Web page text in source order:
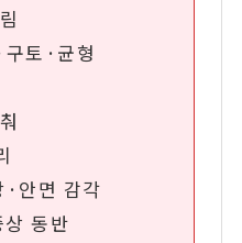
토·균형
안면 감각
동반